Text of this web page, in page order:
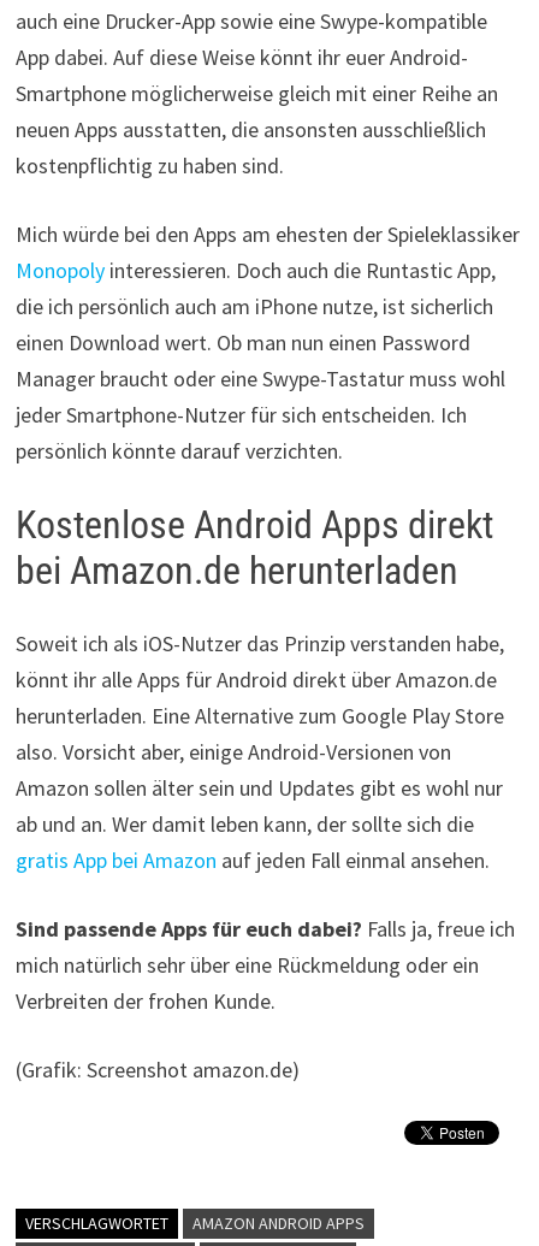
auch eine Drucker-App sowie eine Swype-kompatible
App dabei. Auf diese Weise könnt ihr euer Android-
Smartphone möglicherweise gleich mit einer Reihe an
neuen Apps ausstatten, die ansonsten ausschließlich
kostenpflichtig zu haben sind.
Mich würde bei den Apps am ehesten der Spieleklassiker
Monopolyinteressieren. Doch auch die Runtastic App,
die ich persönlich auch am iPhone nutze, ist sicherlich
einen Download wert. Ob man nun einen Password
Manager braucht oder eine Swype-Tastatur muss wohl
jeder Smartphone-Nutzer für sich entscheiden. Ich
persönlich könnte darauf verzichten.
Kostenlose Android Apps direkt
bei Amazon.de herunterladen
Soweit ich als iOS-Nutzer das Prinzip verstanden habe,
könnt ihr alle Apps für Android direkt über Amazon.de
herunterladen. Eine Alternative zum Google Play Store
also. Vorsicht aber, einige Android-Versionen von
Amazon sollen älter sein und Updates gibt es wohl nur
ab und an. Wer damit leben kann, der sollte sich die
gratis App bei Amazon auf jeden Fall einmal ansehen.
Sind passende Apps für euch dabei? Falls ja, freue ich
mich natürlich sehr über eine Rückmeldung oder ein
Verbreiten der frohen Kunde.
(Grafik: Screenshot amazon.de)
VERSCHLAGWORTET
AMAZON ANDROID APPS